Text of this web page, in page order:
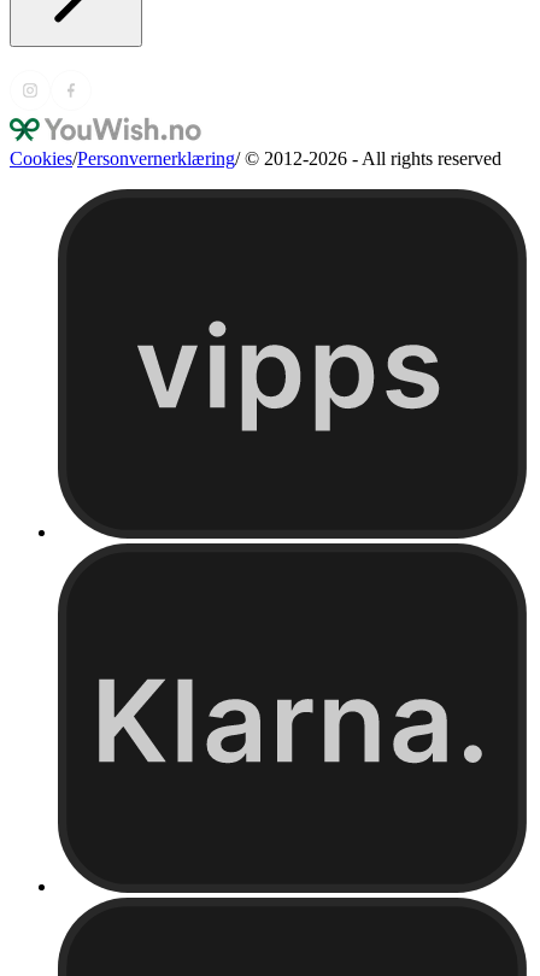
Cookies/Personvernerklæring/© 2012-2026 - All rights reserved